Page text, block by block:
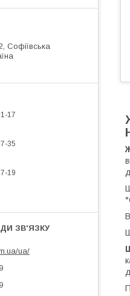
Софіївська
17
35
19
ua/